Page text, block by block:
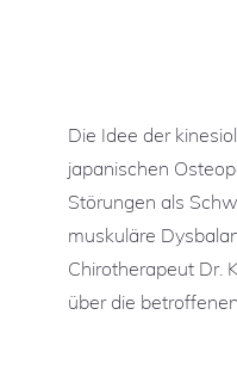
Die Idee der
japanischen
Störungen als
muskuläre
Chirotherapeut Dr.
über die